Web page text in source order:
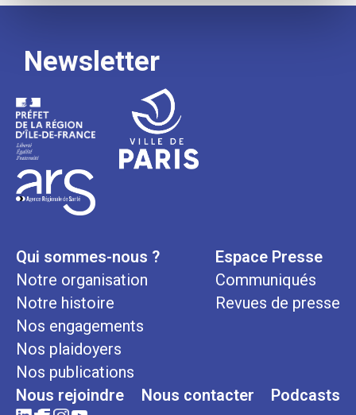
Newsletter
Qui sommes-nous ?
Notre organisation
Notre histoire
Nos engagements
Nos plaidoyers
Nos publications
Espace Presse
Communiqués
Revues de presse
Nous rejoindre Nous contacter Podcasts